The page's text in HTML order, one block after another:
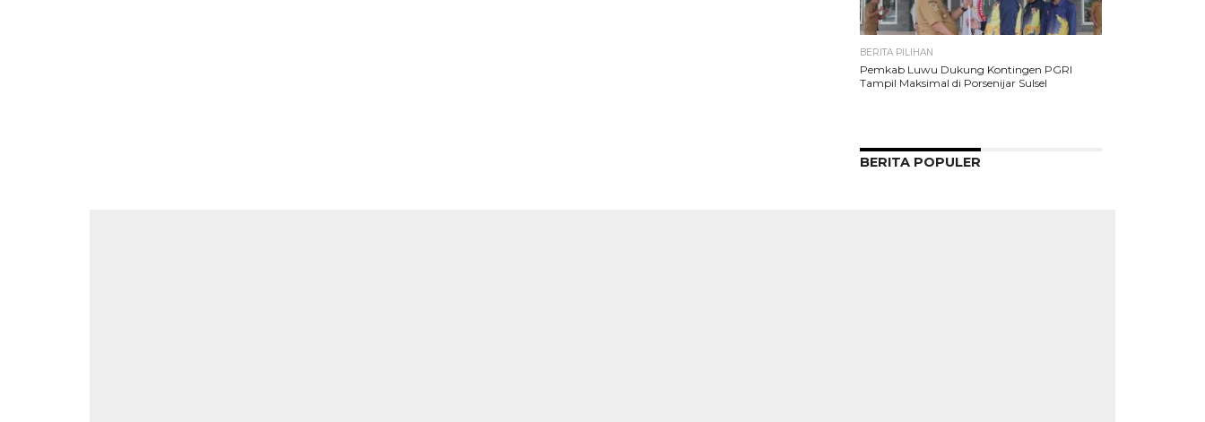
BERITA PILIHAN
Pemkab Luwu Dukung Kontingen PGRI
Tampil Maksimal di Porsenijar Sulsel
BERITA POPULER